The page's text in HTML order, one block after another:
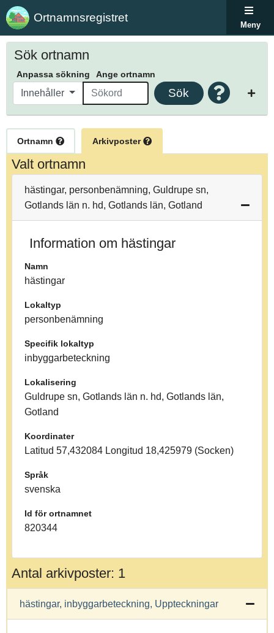
Ortnamnsregistret
Meny
Sök ortnamn
Anpassa sökning Ange ortnamn
Innehåller Sök
Ortnamn Arkivposter
Valt ortnamn
hästingar, personbenämning, Guldrupe sn,
Gotlands län n. hd, Gotlands län, Gotland
Information om hästingar
Namn
hästingar
Lokaltyp
personbenämning
Specifik lokaltyp
inbyggarbeteckning
Lokalisering
Guldrupe sn, Gotlands län n. hd, Gotlands län,
Gotland
Koordinater
Latitud 57,432084 Longitud 18,425979 (Socken)
Språk
svenska
Id för ortnamnet
820344
Antal arkivposter: 1
hästingar, inbyggarbeteckning, Uppteckningar